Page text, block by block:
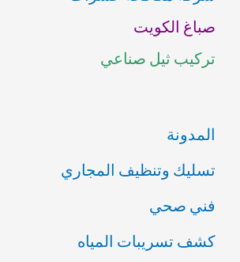
ن
:
صباغ الكويت
تركيب ثيل صناعي
المدونة
تسليك وتنظيف المجاري
فني صحي
كشف تسريبات المياه